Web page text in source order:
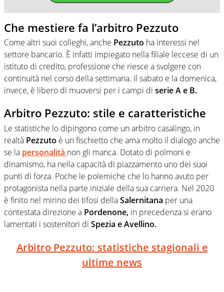
Che mestiere fa l’arbitro Pezzuto
Come altri suoi colleghi, anche Pezzuto ha interessi nel
settore bancario. È infatti impiegato nella filiale leccese di un
istituto di credito, professione che riesce a svolgere con
continuità nel corso della settimana. Il sabato e la domenica,
invece, è libero di muoversi per i campi di serie A e B.
Arbitro Pezzuto: stile e caratteristiche
Le statistiche lo dipingono come un arbitro casalingo, in
realtà Pezzuto è un fischietto che ama molto il dialogo anche
se la personalità non gli manca. Dotato di polmoni e
dinamismo, ha nella capacità di piazzamento uno dei suoi
punti di forza. Poche le polemiche che lo hanno avuto per
protagonista nella parte iniziale della sua carriera. Nel 2020
è finito nel mirino dei tifosi dellaSalernitana per una
contestata direzione a Pordenone, in precedenza si erano
lamentati i sostenitori di Spezia e Avellino.
Arbitro Pezzuto: statistiche stagionali e
ultime news